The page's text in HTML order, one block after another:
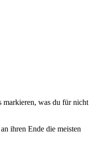
markieren, was du für nicht
ihren Ende die meisten